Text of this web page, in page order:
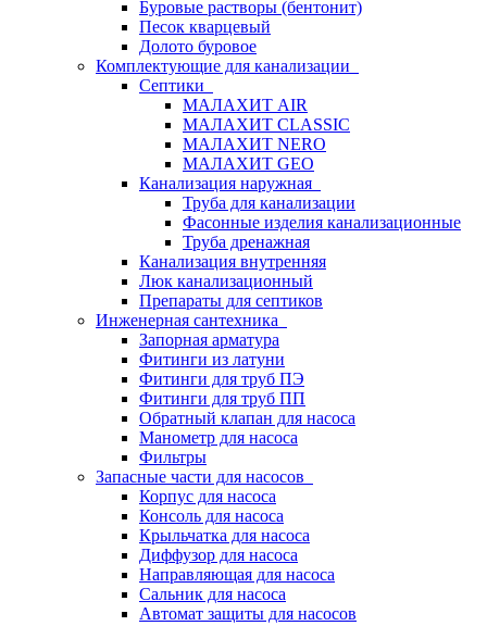
Буровые растворы (бентонит)
Песок кварцевый
Долото буровое
Комплектующие для канализации
Септики
МАЛАХИТ AIR
МАЛАХИТ CLASSIC
МАЛАХИТ NERO
МАЛАХИТ GEO
Канализация наружная
Труба для канализации
Фасонные изделия канализационные
Труба дренажная
Канализация внутренняя
Люк канализационный
Препараты для септиков
Инженерная сантехника
Запорная арматура
Фитинги из латуни
Фитинги для труб ПЭ
Фитинги для труб ПП
Обратный клапан для насоса
Манометр для насоса
Фильтры
Запасные части для насосов
Корпус для насоса
Консоль для насоса
Крыльчатка для насоса
Диффузор для насоса
Направляющая для насоса
Сальник для насоса
Автомат защиты для насосов